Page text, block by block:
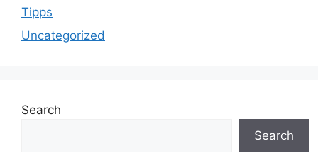
Tipps
Uncategorized
Search
Search